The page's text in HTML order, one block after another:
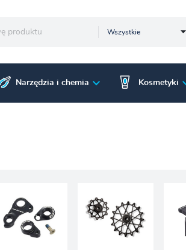
Wszystkie
Narzędzia i chemia Kosmetyki